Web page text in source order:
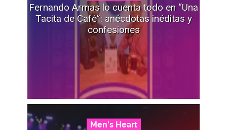
Fernando Armas lo cuenta todo en “Una
Tacita de Café”: anécdotas inéditas y
confesiones
Men's Heart